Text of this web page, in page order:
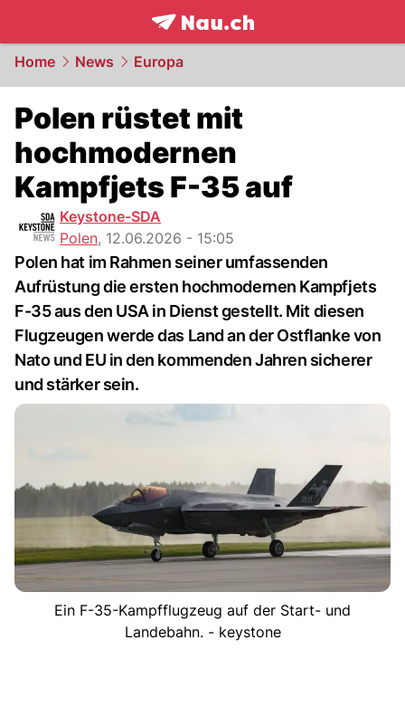
frontpage.NAU.ch
Home News Europa
Polen rüstet mit
hochmodernen
Kampfjets F-35 auf
Keystone-SDA
Polen, 12.06.2026 - 15:05
Polen hat im Rahmen seiner umfassenden
Aufrüstung die ersten hochmodernen Kampfjets
F-35 aus den USA in Dienst gestellt. Mit diesen
Flugzeugen werde das Land an der Ostflanke von
Nato und EU in den kommenden Jahren sicherer
und stärker sein.
Ein F-35-Kampfflugzeug auf der Start- und
Landebahn. - keystone